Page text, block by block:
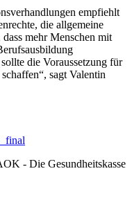
empfiehlt
die allgemeine
mehr Menschen mit
die Voraussetzung für
sagt Valentin
- Die Gesundheitskasse